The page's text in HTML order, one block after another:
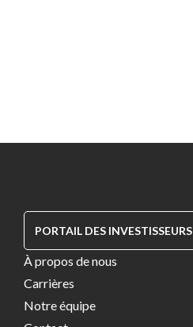
PORTAIL DES INVESTISSEURS
Footer
Menu
Right
À propos de nous
Carrières
Notre équipe